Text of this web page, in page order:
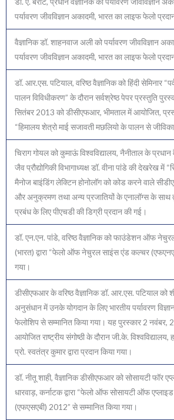
पर्यावरण जीवविज्ञान अकादमी, भारत का लाइफ फेलो
वैज्ञानिक डॉ. शाहनवाज अली को पर्यावरण जीवविज्ञान
पर्यावरण जीवविज्ञान अकादमी, भारत का लाइफ फेलो
डॉ. आर.एस. पटियाल, वरिष्ठ वैज्ञानिक को हिंदी सेमिनार
पालन विविधीकरण” के दौरान सर्वश्रेष्ठ पेपर प्रस्तुति
सितंबर 2013 को डीसीएफआर, भीमताल में आयोजित,
“हिमालय शेत्रो माई सजावती मछलियो के पालन से जीविका
चिराग गोयल को कुमाऊं विश्वविद्यालय, नैनीताल के प्रधान
जैव प्रौद्योगिकी विभागाध्यक्ष डॉ. वीना पांडे की देखरेख में
मैनोज बाइंडिंग लेक्टिन होनोलॉग को कोड करने वाले
और अनुक्रमण तथा अन्य प्रजातियों के एनालॉग्स के साथ
प्रबंध के लिए पीएचडी की डिग्री प्रदान की गई।
डॉ. एन.एन. पांडे, वरिष्ठ वैज्ञानिक को फाउंडेशन ऑफ
(भारत) द्वारा “फेलो ऑफ नेचुरल साइंस एंड कल्चर
गया।
डीसीएफआर के वरिष्ठ वैज्ञानिक डॉ. आर.एस. पटियाल को
अनुसंधान में उनके योगदान के लिए भारतीय पर्यावरण विज्ञान
फेलोशिप से सम्मानित किया गया। यह पुरस्कार 2 नवंबर,
आयोजित राष्ट्रीय संगोष्ठी के दौरान जी.के. विश्वविद्यालय,
प्रो. स्वतंत्र कुमार द्वारा प्रदान किया गया।
डॉ. नीतू शाही, वैज्ञानिक डीसीएफआर को सोसायटी फॉर
धारवाड़, कर्नाटक द्वारा “फेलो ऑफ सोसायटी ऑफ एप्लाइड
(एफएसएबी) 2012” से सम्मानित किया गया।